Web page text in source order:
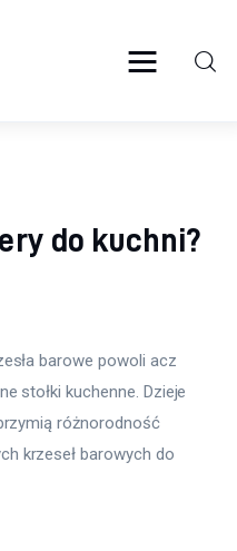
do kuchni?
barowe powoli acz
stołki kuchenne. Dzieje
różnorodność
krzeseł barowych do